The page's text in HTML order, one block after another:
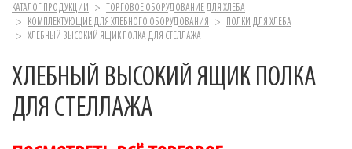
КАТАЛОГ ПРОДУКЦИИ
ТОРГОВОЕ ОБОРУДОВАНИЕ ДЛЯ ХЛЕБА
КОМПЛЕКТУЮЩИЕ ДЛЯ ХЛЕБНОГО ОБОРУДОВАНИЯ
ПОЛКИ ДЛЯ ХЛЕБА
ХЛЕБНЫЙ ВЫСОКИЙ ЯЩИК ПОЛКА ДЛЯ СТЕЛЛАЖА
ХЛЕБНЫЙ ВЫСОКИЙ ЯЩИК ПОЛКА
ДЛЯ СТЕЛЛАЖА